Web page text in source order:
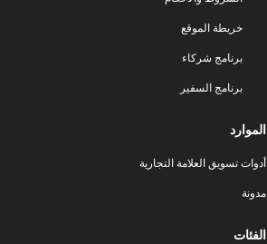
خريطة الموقع
برنامج شركاء
برنامج السفير
الموارد
أدوات تسويق العلامة التجارية
مدونة
الفئات